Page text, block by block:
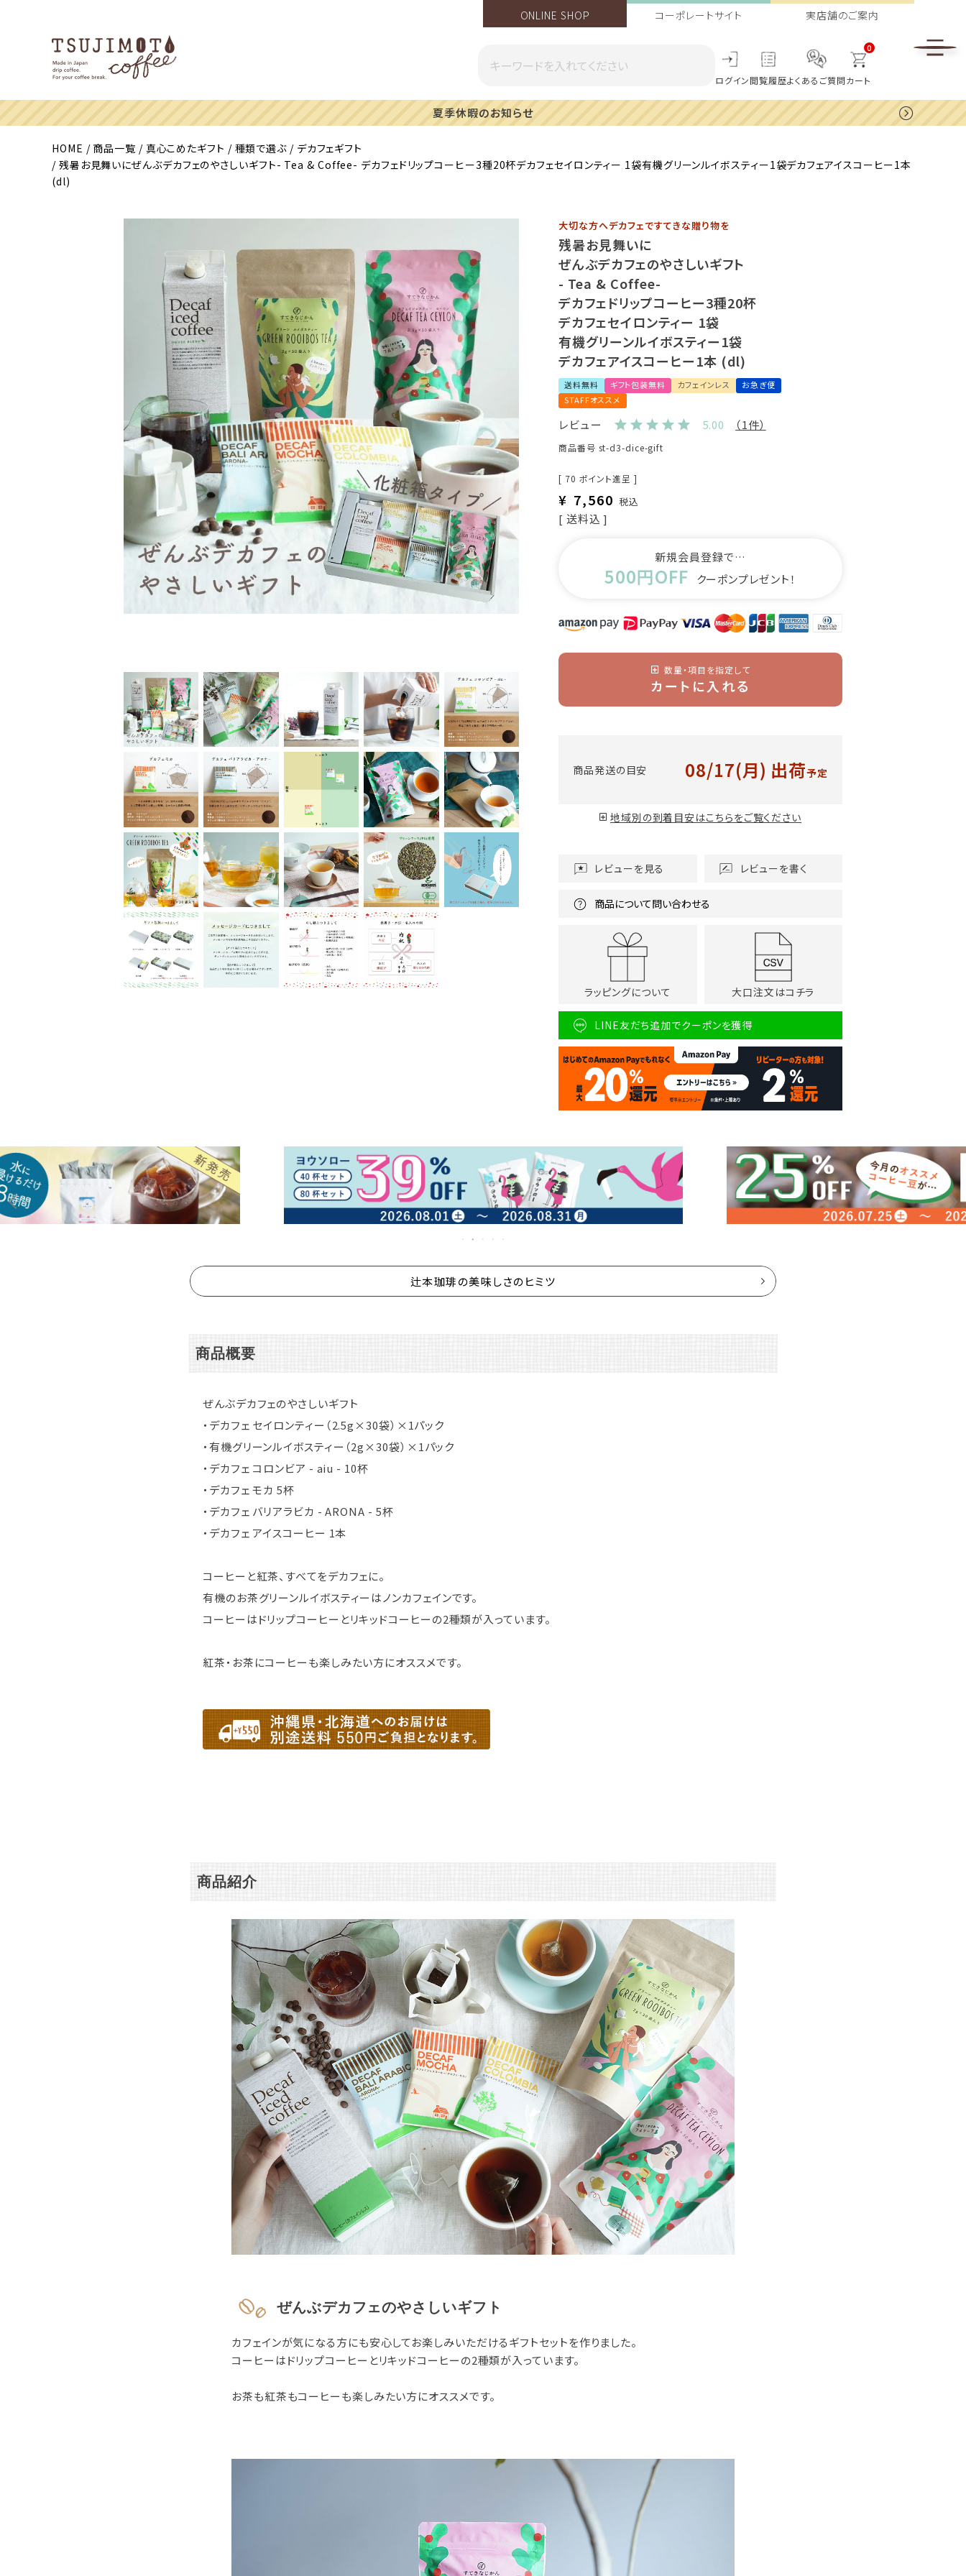
ONLINE SHOP コーポレートサイト 実店舗のご案内
ログイン閲覧履歴よくあるご質問
0
カート
一部地域への配送遅延のご案内
HOME 商品一覧 真心こめたギフト 種類で選ぶ
デカフェギフト
残暑お見舞いにぜんぶデカフェのやさしいギフト- Tea & Coffee- デカフェドリップコーヒー3種20杯デカフェセイロンティー 1袋有機グリーンルイボスティー1袋デカフェアイスコーヒー1本
(dl)
大切な方へデカフェですてきな贈り物を
残暑お見舞いに
ぜんぶデカフェのやさしいギフト
- Tea & Coffee-
デカフェドリップコーヒー3種20杯
デカフェセイロンティー 1袋
有機グリーンルイボスティー1袋
デカフェアイスコーヒー1本 (dl)
送料無料 ギフト包装無料 カフェインレス
お急ぎ便
STAFFオススメ
レビュー 5.00 （1件）
商品番号 st-d3-dice-gift
[ 70 ポイント進呈 ]
¥ 7,560 税込
送料込
新規会員登録で…
500円OFF クーポンプレゼント！
数量・項目を指定して
カートに入れる
商品発送の目安 08/17(月) 出荷予定
地域別の到着目安はこちらをご覧ください
レビューを見る レビューを書く
商品について問い合わせる
ラッピングについて 大口注文はコチラ
LINE友だち追加でクーポンを獲得
辻本珈琲の美味しさのヒミツ
商品概要
ぜんぶデカフェのやさしいギフト
・デカフェ セイロンティー（2.5g×30袋）×1パック
・有機グリーンルイボスティー（2g×30袋）×1パック
・デカフェ コロンビア - aiu - 10杯
・デカフェ モカ 5杯
・デカフェ バリアラビカ - ARONA - 5杯
・デカフェ アイスコーヒー 1本
コーヒーと紅茶、すべてをデカフェに。
有機のお茶グリーンルイボスティーはノンカフェインです。
コーヒーはドリップコーヒーとリキッドコーヒーの2種類が入っています。
紅茶・お茶にコーヒーも楽しみたい方にオススメです。
商品紹介
ぜんぶデカフェのやさしいギフト
カフェインが気になる方にも安心してお楽しみいただけるギフトセットを作りました。
コーヒーはドリップコーヒーとリキッドコーヒーの2種類が入っています。
お茶も紅茶もコーヒーも楽しみたい方にオススメです。